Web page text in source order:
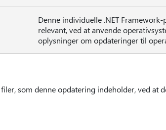
Denne individuelle .NET
relevant, ved at anvende
oplysninger om opdateringer til
som denne opdatering indeholder, ved at